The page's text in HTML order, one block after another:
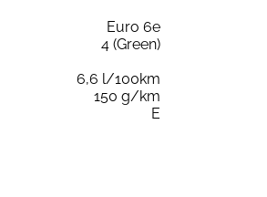
Euro 6e
4 (Green)
6,6 l/100km
150 g/km
E